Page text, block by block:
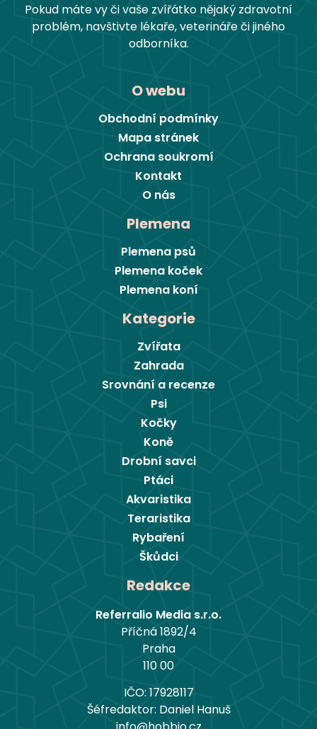
Pokud máte vy či vaše zvířátko nějaký zdravotní
problém, navštivte lékaře, veterináře či jiného
odborníka.
O webu
Obchodní podmínky
Mapa stránek
Ochrana soukromí
Kontakt
O nás
Plemena
Plemena psů
Plemena koček
Plemena koní
Kategorie
Zvířata
Zahrada
Srovnání a recenze
Psi
Kočky
Koně
Drobní savci
Ptáci
Akvaristika
Teraristika
Rybaření
Škůdci
Redakce
Referralio Media s.r.o.
Příčná 1892/4
Praha
110 00
IČO: 17928117
Šéfredaktor: Daniel Hanuš